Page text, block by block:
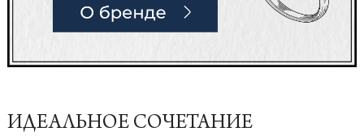
ИДЕАЛЬНОЕ СОЧЕТАНИЕ